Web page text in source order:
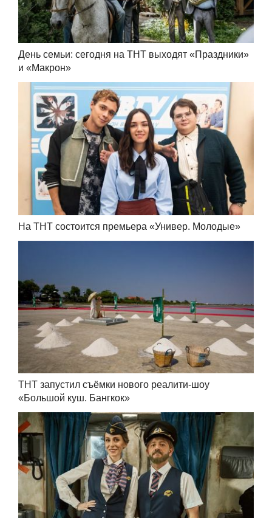
День семьи: сегодня на ТНТ выходят «Праздники»
и «Макрон»
На ТНТ состоится премьера «Универ. Молодые»
ТНТ запустил съёмки нового реалити-шоу
«Большой куш. Бангкок»